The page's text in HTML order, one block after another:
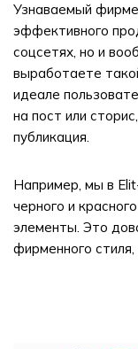
Узнаваемый
эффективного
соцсетях, но и
выработаете
идеале
на пост или
публикация.
Например, мы в
черного и
элементы. Это
фирменного